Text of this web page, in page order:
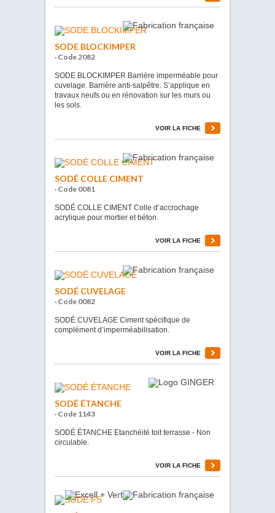
SODE BLOCKIMPER
· Code 2082
SODE BLOCKIMPER Barrière imperméable pour
cuvelage. Barrière anti-salpêtre. S’applique en
travaux neufs ou en rénovation sur les murs ou
les sols.
VOIR LA FICHE
SODÉ COLLE CIMENT
· Code 0081
SODÉ COLLE CIMENT Colle d’accrochage
acrylique pour mortier et béton.
VOIR LA FICHE
SODÉ CUVELAGE
· Code 0082
SODÉ CUVELAGE Ciment spécifique de
complément d’imperméabilisation.
VOIR LA FICHE
SODÉ ÉTANCHE
· Code 1143
SODÉ ÉTANCHE Etanchéité toit terrasse - Non
circulable.
VOIR LA FICHE